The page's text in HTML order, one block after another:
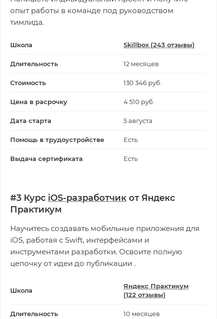
опыт работы в команде под руководством
тимлида.
Школа Skillbox (243 отзывы)
Длительность 12 месяцев
Стоимость 130 346 руб.
Цена в расрочку 4 510 руб.
Дата старта 5 августа
Помощь в трудоустройстве Есть
Выдача сертификата Есть
#3 Курс iOS-разработчик от Яндекс
Практикум
Научитесь создавать мобильные приложения для
iOS, работая с Swift, интерфейсами и
инструментами разработки. Освоите полную
цепочку от идеи до публикации .
Школа
Яндекс Практикум
(122 отзывы)
Длительность 10 месяцев